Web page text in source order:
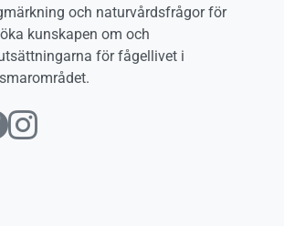
och naturvårdsfrågor för
kunskapen om och
för fågellivet i
Följ oss på Facebook
Följ oss på